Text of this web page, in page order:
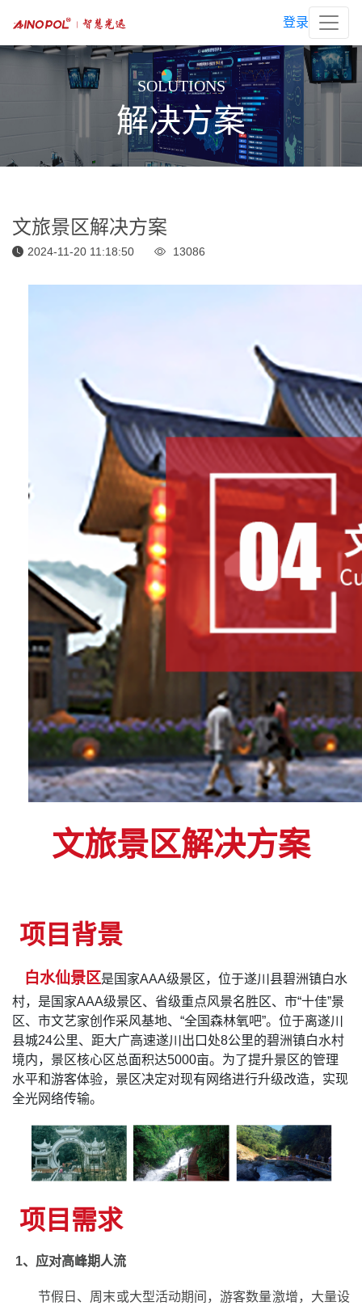
登录
SOLUTIONS
解决方案
文旅景区解决方案
2024-11-20 11:18:50 13086
文旅景区解决方案
项目背景
白水仙景区是国家AAA级景区，位于遂川县碧洲镇白水
村，是国家AAA级景区、省级重点风景名胜区、市“十佳”景
区、市文艺家创作采风基地、“全国森林氧吧”。位于离遂川
县城24公里、距大广高速遂川出口处8公里的碧洲镇白水村
境内，景区核心区总面积达5000亩。为了提升景区的管理
水平和游客体验，景区决定对现有网络进行升级改造，实现
全光网络传输。
项目需求
1、应对高峰期人流
节假日、周末或大型活动期间，游客数量激增，大量设